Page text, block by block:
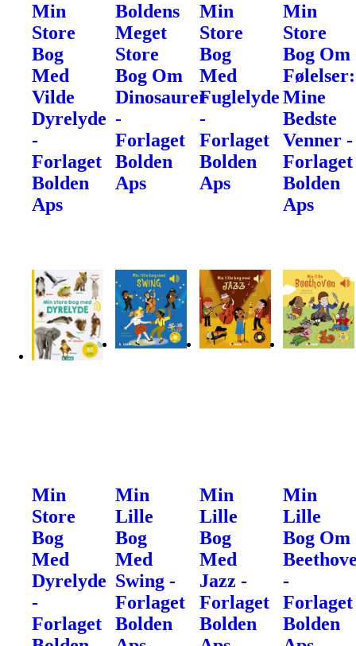
Min
Store
Bog
Med
Vilde
Dyrelyde
-
Forlaget
Bolden
Aps
Boldens
Meget
Store
Bog Om
Dinosaurer
-
Forlaget
Bolden
Aps
Min
Store
Bog
Med
Fuglelyde
-
Forlaget
Bolden
Aps
Min
Store
Bog Om
Følelser:
Mine
Bedste
Venner -
Forlaget
Bolden
Aps
Min
Store
Bog
Med
Dyrelyde
-
Forlaget
Min
Lille
Bog
Med
Swing -
Forlaget
Bolden
Min
Lille
Bog
Med
Jazz -
Forlaget
Bolden
Min
Lille
Bog Om
-
Forlaget
Bolden